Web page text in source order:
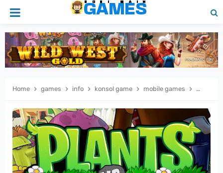
Home games info konsol game mobile games pc game